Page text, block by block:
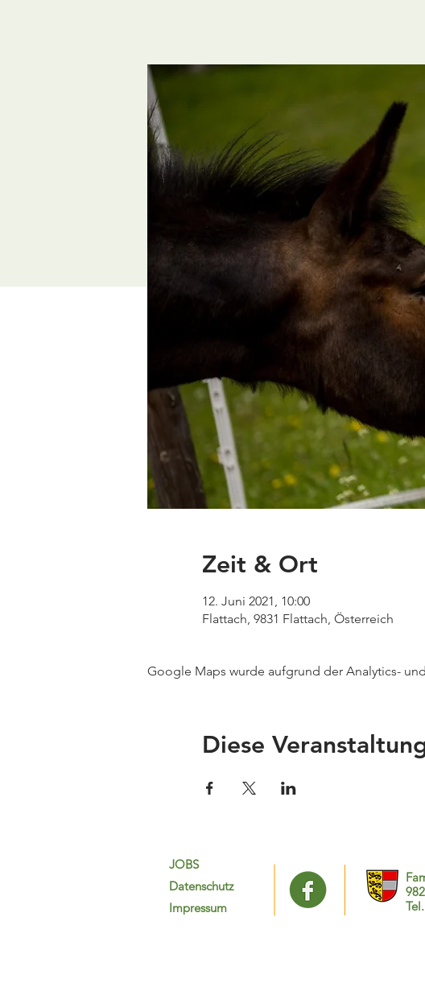
Zeit & Ort
12. Juni 2021, 10:00
Flattach, 9831 Flattach, Österreich
Google Maps wurde aufgrund der Analytics-
Diese
JOBS
Datenschutz
Impressum